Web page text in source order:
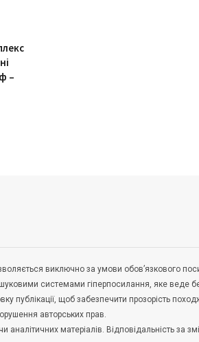
–
виключно за умови обов’язкового
системами гіперпосилання, яке веде
публікації, щоб забезпечити прозорість
авторських прав.
матеріалів. Відповідальність за